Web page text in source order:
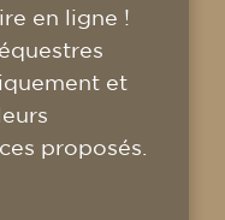
en ligne !
et
proposés.